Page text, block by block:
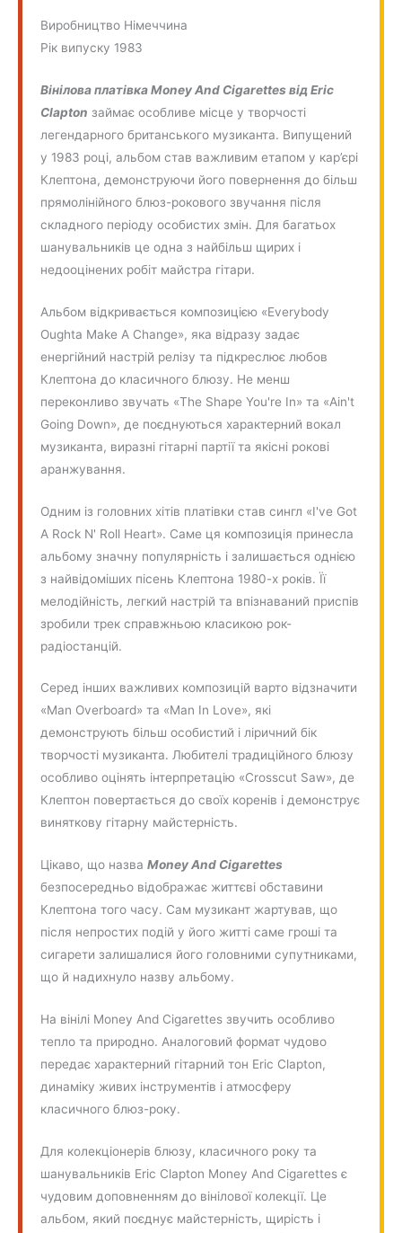
Виробництво Німеччина
Рік випуску 1983
Вінілова платівка Money And Cigarettes від Eric
Clapton займає особливе місце у творчості
легендарного британського музиканта. Випущений
у 1983 році, альбом став важливим етапом у кар’єрі
Клептона, демонструючи його повернення до більш
прямолінійного блюз-рокового звучання після
складного періоду особистих змін. Для багатьох
шанувальників це одна з найбільш щирих і
недооцінених робіт майстра гітари.
Альбом відкривається композицією «Everybody
Oughta Make A Change», яка відразу задає
енергійний настрій релізу та підкреслює любов
Клептона до класичного блюзу. Не менш
переконливо звучать «The Shape You're In» та «Ain't
Going Down», де поєднуються характерний вокал
музиканта, виразні гітарні партії та якісні рокові
аранжування.
Одним із головних хітів платівки став сингл «I've Got
A Rock N' Roll Heart». Саме ця композиція принесла
альбому значну популярність і залишається однією
з найвідоміших пісень Клептона 1980-х років. Її
мелодійність, легкий настрій та впізнаваний приспів
зробили трек справжньою класикою рок-
радіостанцій.
Серед інших важливих композицій варто відзначити
«Man Overboard» та «Man In Love», які
демонструють більш особистий і ліричний бік
творчості музиканта. Любителі традиційного блюзу
особливо оцінять інтерпретацію «Crosscut Saw», де
Клептон повертається до своїх коренів і демонструє
виняткову гітарну майстерність.
Цікаво, що назваMoney And Cigarettes
безпосередньо відображає життєві обставини
Клептона того часу. Сам музикант жартував, що
після непростих подій у його житті саме гроші та
сигарети залишалися його головними супутниками,
що й надихнуло назву альбому.
На вінілі Money And Cigarettes звучить особливо
тепло та природно. Аналоговий формат чудово
передає характерний гітарний тон Eric Clapton,
динаміку живих інструментів і атмосферу
класичного блюз-року.
Для колекціонерів блюзу, класичного року та
шанувальників Eric Clapton Money And Cigarettes є
чудовим доповненням до вінілової колекції. Це
альбом, який поєднує майстерність, щирість і